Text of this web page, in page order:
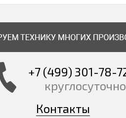
+7 (499) 301-78-
Контакты